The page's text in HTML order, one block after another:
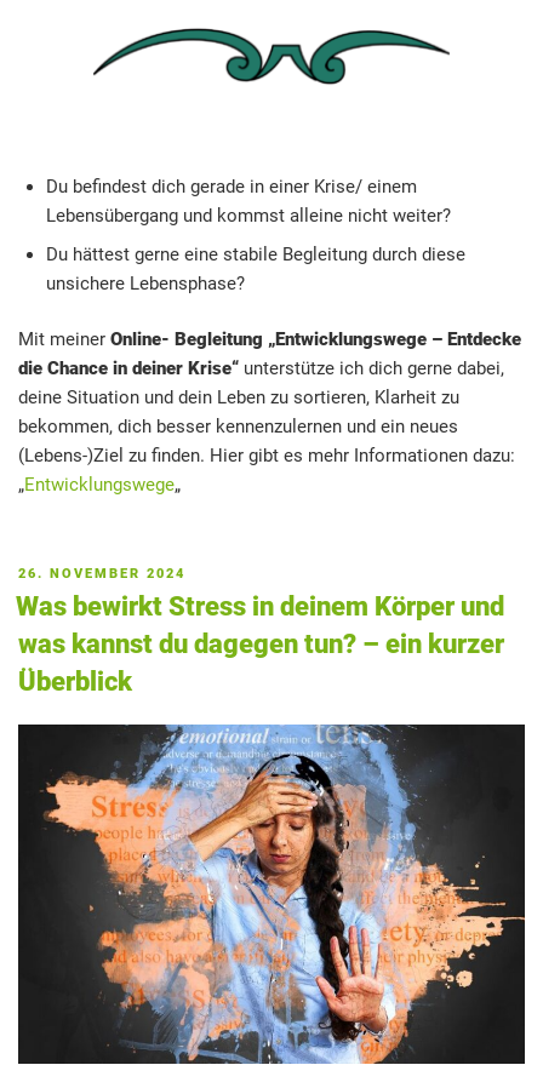
Du befindest dich gerade in einer Krise/ einem
Lebensübergang und kommst alleine nicht weiter?
Du hättest gerne eine stabile Begleitung durch diese
unsichere Lebensphase?
Mit meiner Online- Begleitung „Entwicklungswege – Entdecke
die Chance in deiner Krise“ unterstütze ich dich gerne dabei,
deine Situation und dein Leben zu sortieren, Klarheit zu
bekommen, dich besser kennenzulernen und ein neues
(Lebens-)Ziel zu finden. Hier gibt es mehr Informationen dazu:
„Entwicklungswege„
VERÖFFENTLICHT
AM
26. NOVEMBER 2024
Was bewirkt Stress in deinem Körper und
was kannst du dagegen tun? – ein kurzer
Überblick